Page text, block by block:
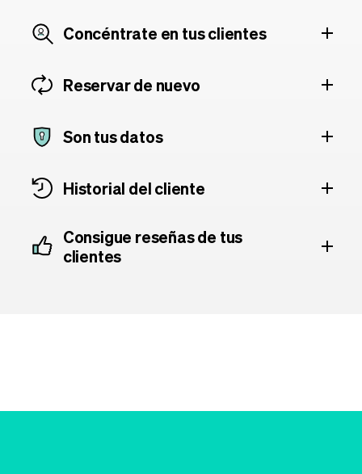
Concéntrate en tus clientes
Reservar de nuevo
Son tus datos
Historial del cliente
Consigue reseñas de tus
clientes